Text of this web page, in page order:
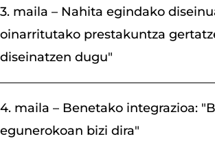
Ikasgelako jarduera
(dinamikoak, pilulak,
sortuta.
3. maila – Nahita egindako
oinarritutako prestakuntza
diseinatzen dugu"
Erronkak, gaitasunak,
estartegia... diseinatzean
4. maila – Benetako integrazioa:
egunerokoan bizi dira"